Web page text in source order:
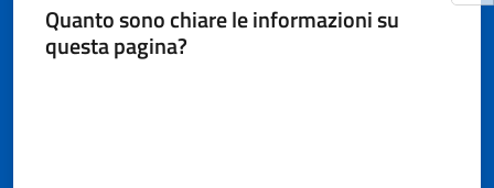
Quanto sono chiare le informazioni su
questa pagina?